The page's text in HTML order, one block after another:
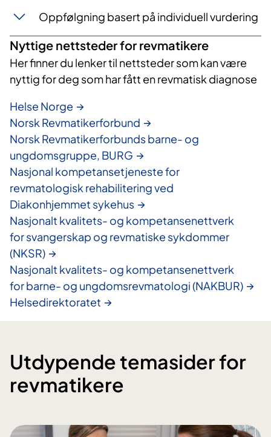
Oppfølgning basert på individuell vurdering
Nyttige nettsteder for revmatikere
Her finner du lenker til nettsteder som kan være
nyttig for deg som har fått en revmatisk diagnose
Helse Norge
Norsk Revmatikerforbund
Norsk Revmatikerforbunds barne- og
ungdomsgruppe, BURG
Nasjonal kompetansetjeneste for
revmatologisk rehabilitering ved
Diakonhjemmet sykehus
Nasjonalt kvalitets- og kompetansenettverk
for svangerskap og revmatiske sykdommer
(NKSR)
Nasjonalt kvalitets- og kompetansenettverk
for barne- og ungdomsrevmatologi (NAKBUR)
Helsedirektoratet
Utdypende temasider for
revmatikere